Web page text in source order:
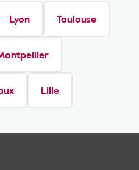
Lyon Toulouse
Lille